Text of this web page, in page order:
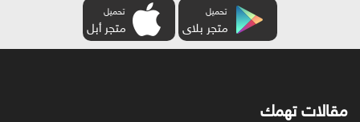
تحميل
متجر بلاى
تحميل
متجر أبل
مقالات تهمك